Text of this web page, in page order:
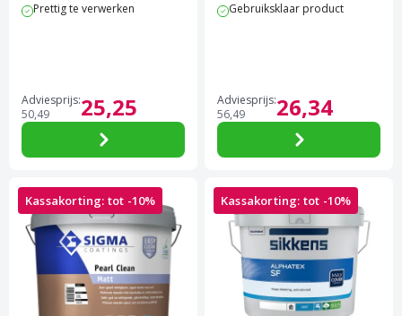
Prettig te verwerken
25,25
Adviesprijs:
50,49
Gebruiksklaar product
26,34
Adviesprijs:
56,49
Kassakorting: tot -10% Kassakorting: tot -10%